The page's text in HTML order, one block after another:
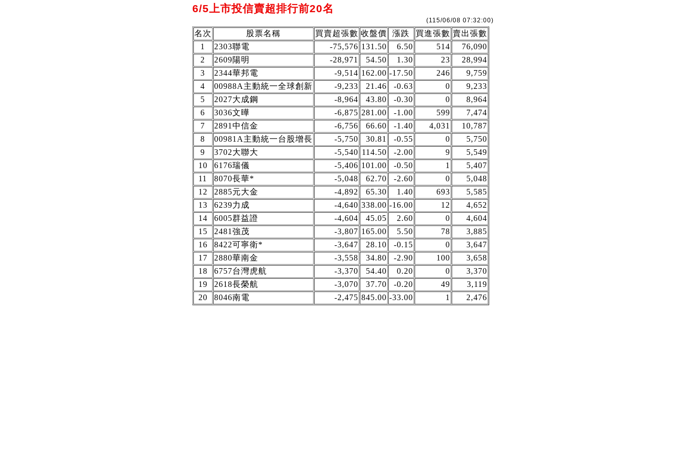
6/5上市投信賣超排行前20名
(115/06/08 07:32:00)
名次 股票名稱 買賣超張數 收盤價 漲跌 買進張數 賣出張數
1
2303聯電 -75,576 131.50 6.50 514
76,090
2
2609陽明 -28,971 54.50 1.30 23
28,994
3
2344華邦電 -9,514 162.00 -17.50 246
9,759
4
00988A主動統一全球創新 -9,233 21.46 -0.63 0
9,233
5
2027大成鋼 -8,964 43.80 -0.30 0
8,964
6
3036文曄 -6,875 281.00 -1.00 599
7,474
7
2891中信金 -6,756 66.60 -1.40 4,031
10,787
8
00981A主動統一台股增長 -5,750 30.81 -0.55 0
5,750
9
3702大聯大 -5,540 114.50 -2.00 9
5,549
10
6176瑞儀 -5,406 101.00 -0.50 1
5,407
11
8070長華* -5,048 62.70 -2.60 0
5,048
12
2885元大金 -4,892 65.30 1.40 693
5,585
13
6239力成 -4,640 338.00 -16.00 12
4,652
14
6005群益證 -4,604 45.05 2.60 0
4,604
15
2481強茂 -3,807 165.00 5.50 78
3,885
16
8422可寧衛* -3,647 28.10 -0.15 0
3,647
17
2880華南金 -3,558 34.80 -2.90 100
3,658
18
6757台灣虎航 -3,370 54.40 0.20 0
3,370
19
2618長榮航 -3,070 37.70 -0.20 49
3,119
20
8046南電 -2,475 845.00 -33.00 1 2,476